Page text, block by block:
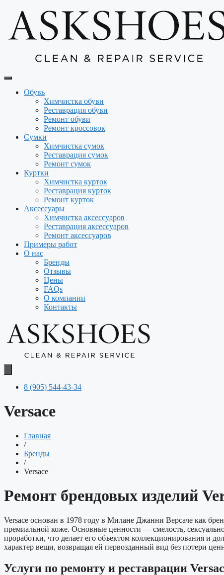
содержимому
Обувь
Химчистка обуви
Реставрация обуви
Ремонт обуви
Ремонт кроссовок
Сумки
Химчистка сумок
Реставрация сумок
Ремонт сумок
Куртки
Химчистка курток
Реставрация курток
Ремонт курток
Аксессуары
Химчистка аксессуаров
Реставрация аксессуаров
Ремонт аксессуаров
Примеры работ
О нас
Бренды
Отзывы
Цены
FAQs
О компании
Контакты
8 (905) 544-43-34
Versace
Главная
/
Бренды
/
Versace
Ремонт брендовых изделий
Versace основан в 1978 году в Милане Джанни Версаче как
премиальной коже. Основные ценности — смелость,
проработки, что делает его объектом коллекционирования и
характер вещи, возвращая ей первозданный вид без потери
Услуги по ремонту и реставрации